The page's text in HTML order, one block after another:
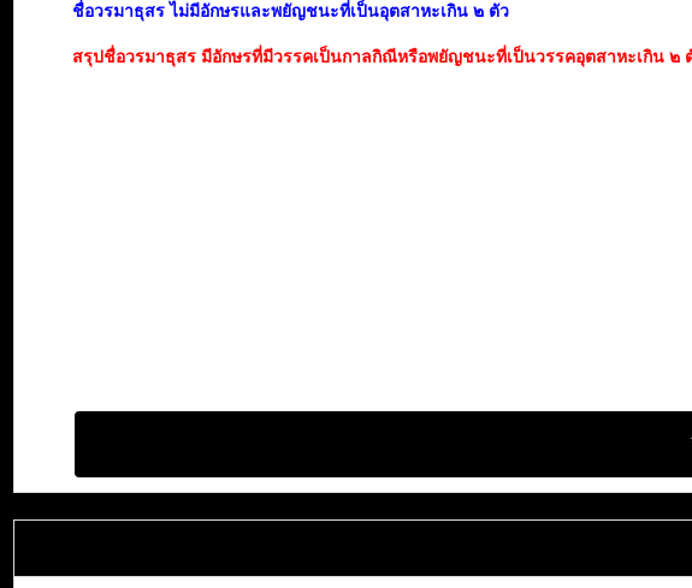
ชื่อวรมาธุสร ไม่มีอักษรและพยัญชนะที่เป็นอุตสาหะเกิน ๒ ตัว
สรุปชื่อวรมาธุสร มีอักษรที่มีวรรคเป็นกาลกิณีหรือพยัญชนะที่เป็นวรรคอุตสาหะเกิน ๒